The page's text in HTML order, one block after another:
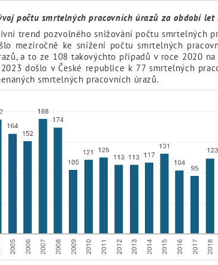
počtu smrtelných pracovních úrazů za období
trend pozvolného snižování počtu smrtelných
meziročně ke snížení počtu smrtelných
a to ze 108 takovýchto případů v roce 2020
došlo v České republice k 77 smrtelných
smrtelných pracovních úrazů.